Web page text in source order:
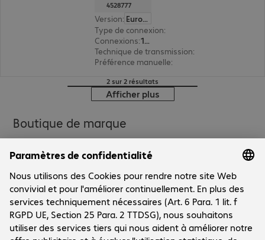
4528777
Version:
Europe
Type de connexion:
Connexions: 1 x USB type A
Technique de transmission:
Préférence manuelle:
2 sur 2 résultats
Afficher plus
Boutique de marque